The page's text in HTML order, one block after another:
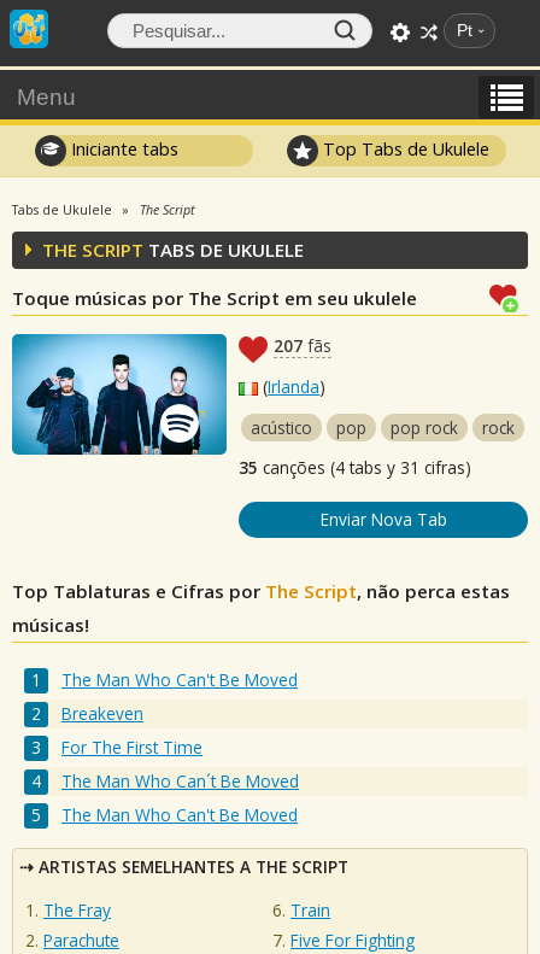
Pt
Menu
Iniciante tabs Top Tabs de Ukulele
Tabs de Ukulele The Script
THE SCRIPT TABS DE UKULELE
Toque músicas por The Script em seu ukulele
207 fãs
(Irlanda)
acústico
pop pop rock
rock
35 canções (4 tabs y 31 cifras)
Enviar Nova Tab
Top Tablaturas e Cifras por The Script, não perca estas
músicas!
The Man Who Can't Be Moved
Breakeven
For The First Time
The Man Who Can´t Be Moved
The Man Who Can't Be Moved
ARTISTAS SEMELHANTES A THE SCRIPT
The Fray
Parachute
Train
Five For Fighting